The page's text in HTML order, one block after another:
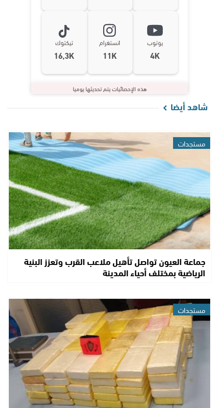
يوتوب
4K
انستغرام
11K
تيكتوك
16,3K
هذه الإحصائيات يتم تحديثها يوميا
شاهد أيضا
مستجدات
جماعة العيون تواصل تأهيل ملاعب القرب وتعزز البنية
الرياضية بمختلف أحياء المدينة
مستجدات